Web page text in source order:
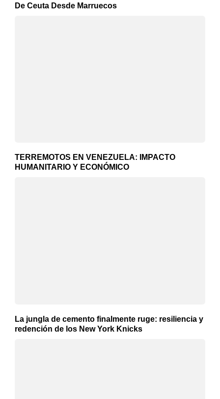
De Ceuta Desde Marruecos
TERREMOTOS EN VENEZUELA: IMPACTO
HUMANITARIO Y ECONÓMICO
La jungla de cemento finalmente ruge: resiliencia y
redención de los New York Knicks